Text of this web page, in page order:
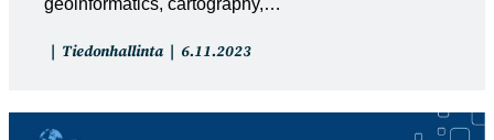
geoinformatics, cartography,…
Artikkelin
Tiedonhallinta
Artikkeli
6.11.2023